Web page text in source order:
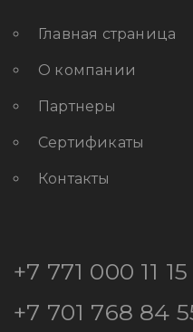
Главная страница
О компании
Партнеры
Сертификаты
Контакты
+7 771 000 11 15
+7 701 768 84